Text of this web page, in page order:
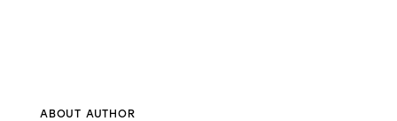
ABOUT AUTHOR